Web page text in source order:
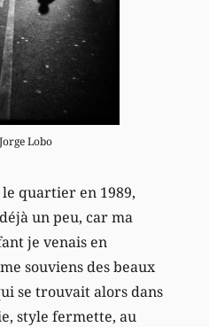
Lobo
quartier en 1989,
un peu, car ma
je venais en
souviens des beaux
se trouvait alors dans
style fermette, au